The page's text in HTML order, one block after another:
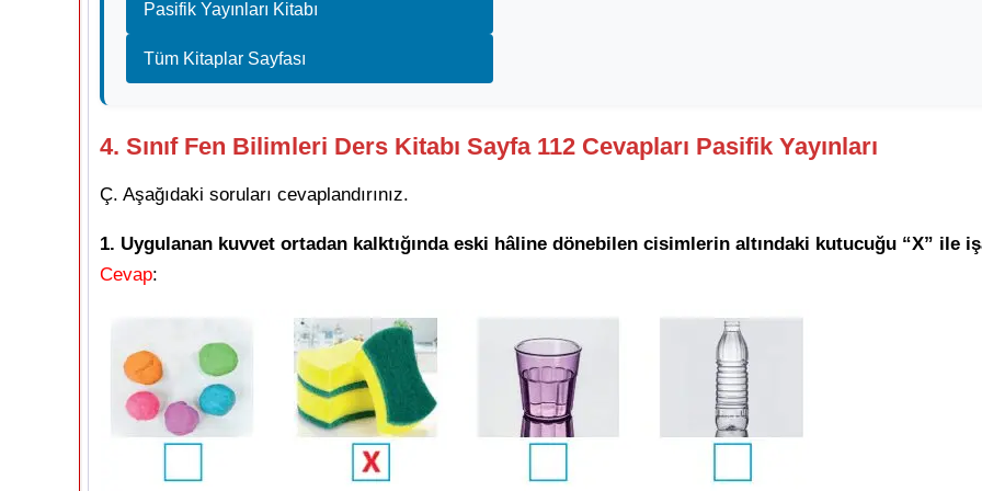
Pasifik Yayınları Kitabı
Tüm Kitaplar Sayfası
4. Sınıf Fen Bilimleri Ders Kitabı Sayfa 112 Cevapları Pasifik Yayınları
Ç. Aşağıdaki soruları cevaplandırınız.
1. Uygulanan kuvvet ortadan kalktığında eski hâline dönebilen cisimlerin altındaki kutucuğu “X” ile
Cevap: